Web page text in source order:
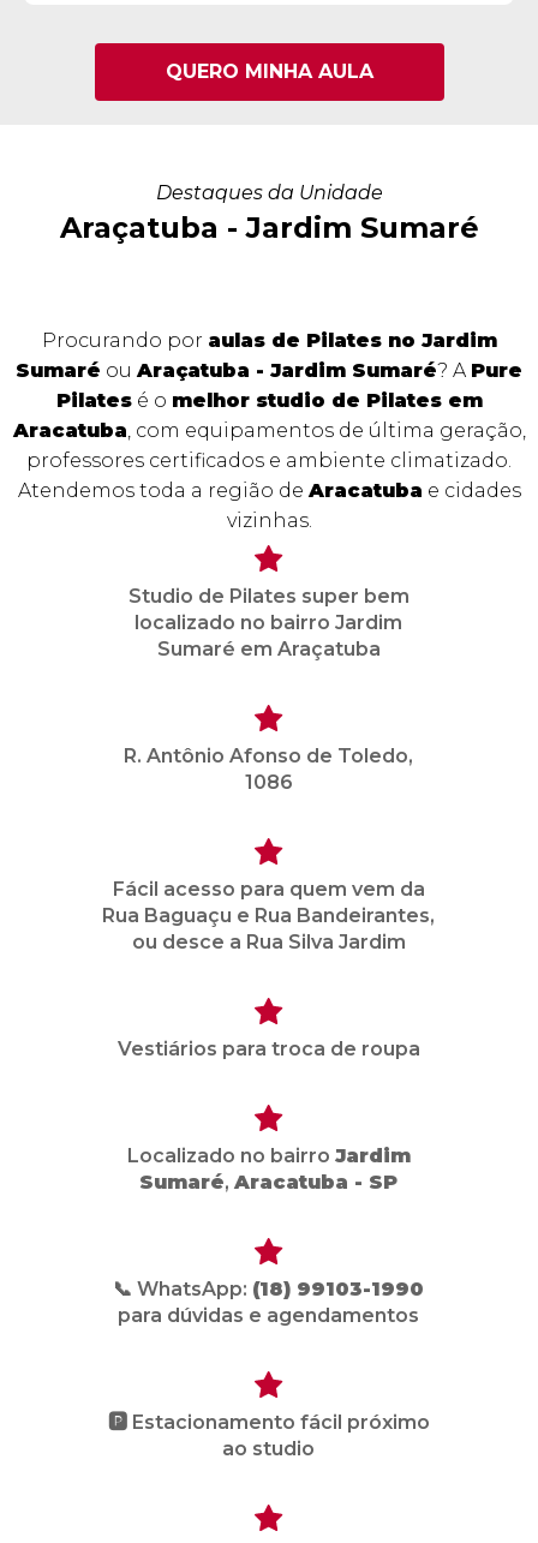
QUERO MINHA AULA
Destaques da Unidade
Araçatuba - Jardim Sumaré
Procurando por aulas de Pilates no Jardim
Sumaré ouAraçatuba - Jardim Sumaré? A Pure
Pilatesé o melhor studio de Pilates em
Aracatuba, com equipamentos de última geração,
professores certificados e ambiente climatizado.
Atendemos toda a região deAracatuba e cidades
vizinhas.
Studio de Pilates super bem
localizado no bairro Jardim
Sumaré em Araçatuba
R. Antônio Afonso de Toledo,
1086
Fácil acesso para quem vem da
Rua Baguaçu e Rua Bandeirantes,
ou desce a Rua Silva Jardim
Vestiários para troca de roupa
Localizado no bairro Jardim
Sumaré,Aracatuba - SP
📞 WhatsApp: (18) 99103-1990
para dúvidas e agendamentos
🅿️ Estacionamento fácil próximo
ao studio